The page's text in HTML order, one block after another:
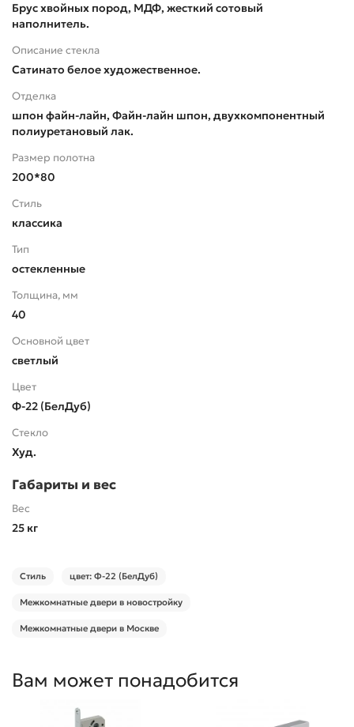
Брус хвойных пород, МДФ, жесткий сотовый
наполнитель.
Описание стекла
Сатинато белое художественное.
Отделка
шпон файн-лайн, Файн-лайн шпон, двухкомпонентный
полиуретановый лак.
Размер полотна
200*80
Стиль
классика
Тип
остекленные
Толщина, мм
40
Основной цвет
светлый
Цвет
Ф-22 (БелДуб)
Стекло
Худ.
Габариты и вес
Вес
25 кг
Стиль цвет: Ф-22 (БелДуб)
Межкомнатные двери в новостройку
Межкомнатные двери в Москве
Вам может понадобится